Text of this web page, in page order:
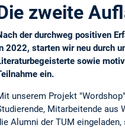
zweite
der durchweg positiven
2022, starten wir neu durch
sowie
ein.
unserem Projekt
Mitarbeitende aus
Alumni der TUM